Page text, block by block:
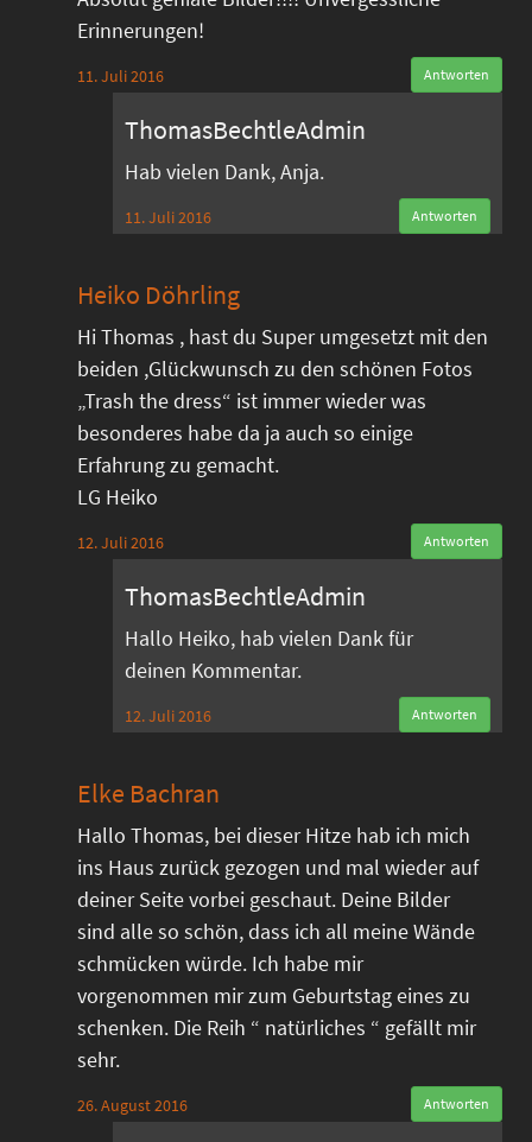
Erinnerungen!
11. Juli 2016 Antworten
ThomasBechtleAdmin
Hab vielen Dank, Anja.
11. Juli 2016 Antworten
Heiko Döhrling
Hi Thomas , hast du Super umgesetzt mit den
beiden ,Glückwunsch zu den schönen Fotos
„Trash the dress“ ist immer wieder was
besonderes habe da ja auch so einige
Erfahrung zu gemacht.
LG Heiko
12. Juli 2016 Antworten
ThomasBechtleAdmin
Hallo Heiko, hab vielen Dank für
deinen Kommentar.
12. Juli 2016 Antworten
Elke Bachran
Hallo Thomas, bei dieser Hitze hab ich mich
ins Haus zurück gezogen und mal wieder auf
deiner Seite vorbei geschaut. Deine Bilder
sind alle so schön, dass ich all meine Wände
schmücken würde. Ich habe mir
vorgenommen mir zum Geburtstag eines zu
schenken. Die Reih “ natürliches “ gefällt mir
sehr.
26. August 2016 Antworten